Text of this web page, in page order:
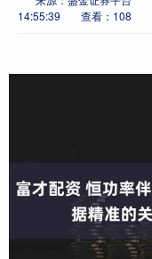
14:55:39
查看：108